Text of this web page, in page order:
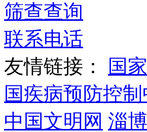
筛查查询
联系电话
友情链接：
国
国疾病预防控
中国文明网 淄